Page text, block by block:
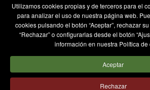
Utilizamos cookies propias y de terceros para el
para analizar el uso de nuestra página web.
cookies pulsando el botón “Aceptar”, rechazar
“Rechazar” o configurarlas desde el botón
información en nuestra Política de
Aceptar
Rechazar
Actualidad y eventos
Trabaja con nosotros
Aviso legal Política de privacidad